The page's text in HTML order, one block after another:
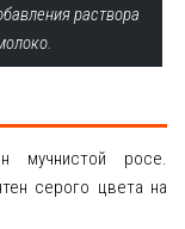
раствора
мучнистой росе.
серого цвета на